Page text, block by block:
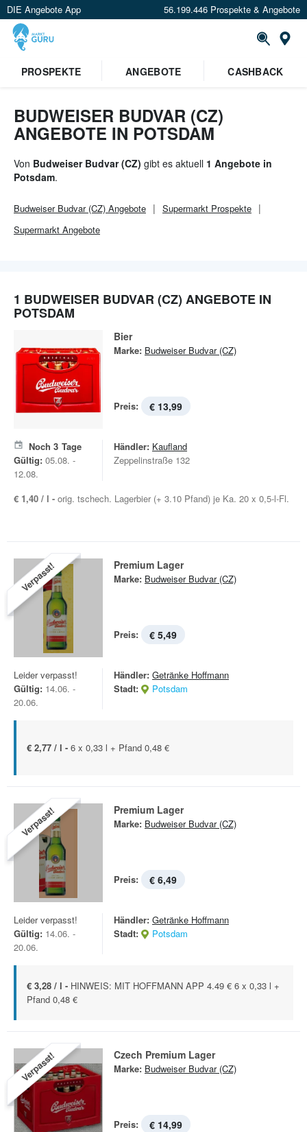
DIE Angebote App 56.199.446 Prospekte & Angebote
Standort festlegen
PROSPEKTE ANGEBOTE CASHBACK
BUDWEISER BUDVAR (CZ)
ANGEBOTE IN POTSDAM
Von Budweiser Budvar (CZ) gibt es aktuell 1 Angebote in
Potsdam.
Budweiser Budvar (CZ) Angebote Supermarkt Prospekte
Supermarkt Angebote
1 BUDWEISER BUDVAR (CZ) ANGEBOTE IN
POTSDAM
Bier
Marke: Budweiser Budvar (CZ)
Preis: € 13,99
Noch 3 Tage
Gültig: 05.08. -
12.08.
Händler: Kaufland
Zeppelinstraße 132
€ 1,40 / l - orig. tschech. Lagerbier (+ 3.10 Pfand) je Ka. 20 x 0,5-l-Fl.
Verpasst! Premium Lager
Marke: Budweiser Budvar (CZ)
Preis: € 5,49
Leider verpasst!
Gültig: 14.06. -
20.06.
Händler: Getränke Hoffmann
Stadt:
Potsdam
€ 2,77 / l - 6 x 0,33 l + Pfand 0,48 €
Verpasst! Premium Lager
Marke: Budweiser Budvar (CZ)
Preis: € 6,49
Leider verpasst!
Gültig: 14.06. -
20.06.
Händler: Getränke Hoffmann
Stadt:
Potsdam
€ 3,28 / l - HINWEIS: MIT HOFFMANN APP 4.49 € 6 x 0,33 l +
Pfand 0,48 €
Verpasst! Czech Premium Lager
Marke: Budweiser Budvar (CZ)
Preis: € 14,99